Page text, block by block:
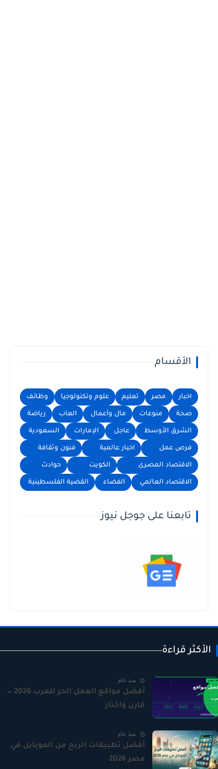
الأقسام
اخبار مصر تعليم علوم وتكنولوجيا وظائف
صحة منوعات مال وأعمال العاب رياضة
الشرق الأوسط عاجل الإمارات السعودية
فرص عمل اخبار عالمية فنون وثقافة
الاقتصاد المصرى الكويت حوادث
الاقتصاد العالمي الفضاء القضية الفلسطينية
تابعنا على جوجل نيوز
الأكثر قراءة
منذ عام
أفضل مواقع العمل الحر للعرب 2026 —
قارن واختار
منذ عام
أفضل تطبيقات الربح من الموبايل في
مصر 2026